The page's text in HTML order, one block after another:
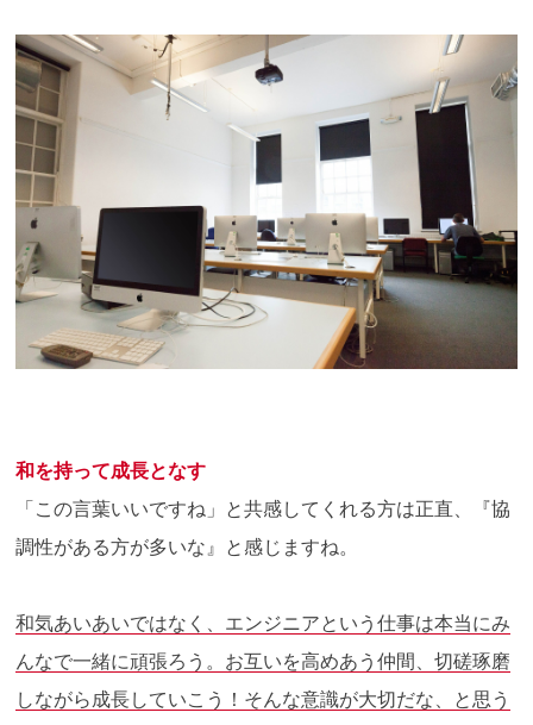
和を持って成長となす
「この言葉いいですね」と共感してくれる方は正直、『協
調性がある方が多いな』と感じますね。
和気あいあいではなく、エンジニアという仕事は本当にみ
んなで一緒に頑張ろう。お互いを高めあう仲間、切磋琢磨
しながら成長していこう！そんな意識が大切だな、と思う